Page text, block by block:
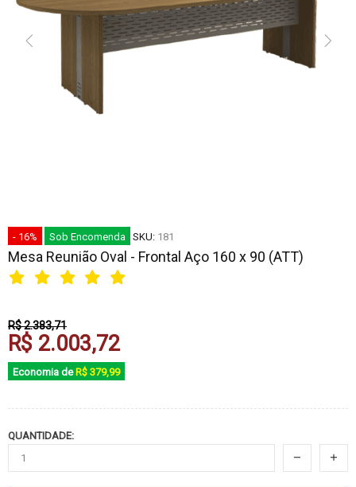
- 16% Sob Encomenda SKU: 181
Mesa Reunião Oval - Frontal Aço 160 x 90 (ATT)
R$ 2.383,71
R$ 2.003,72
Economia de R$ 379,99
QUANTIDADE: